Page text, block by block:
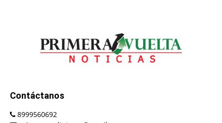
Contáctanos
8999560692